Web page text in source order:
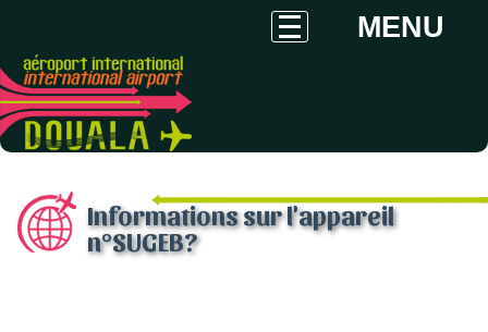
MENU
Informations sur l'appareil
n°SUGEB?